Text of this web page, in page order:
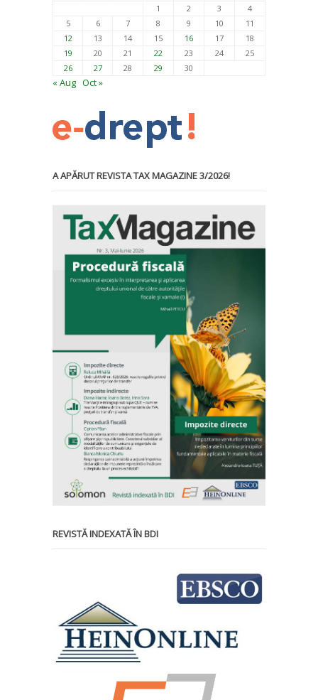
1 2 3
4
5
6 7 8 9 10
11
12
13 14 15 16 17
18
19
20 21 22 23 24
25
26
27 28 29 30
« Aug Oct »
A APĂRUT REVISTA TAX MAGAZINE 3/2026!
REVISTĂ INDEXATĂ ÎN BDI